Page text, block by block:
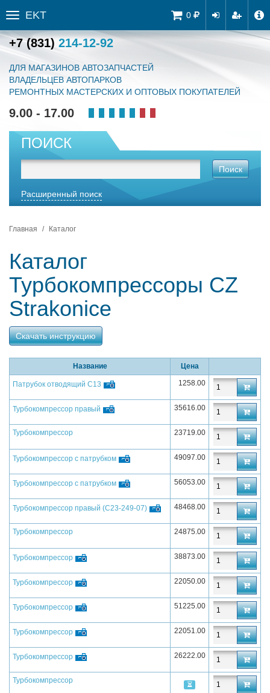
0
Toggle
sidebar
EKT
+7 (831) 214-12-92
ДЛЯ МАГАЗИНОВ АВТОЗАПЧАСТЕЙ
ВЛАДЕЛЬЦЕВ АВТОПАРКОВ
РЕМОНТНЫХ МАСТЕРСКИХ И ОПТОВЫХ ПОКУПАТЕЛЕЙ
9.00 - 17.00
ПОИСК
Поиск
Расширенный поиск
Главная Каталог
Каталог
Турбокомпрессоры CZ
Strakonice
Скачать инструкцию
Название Цена
Патрубок отводящий C13 1258.00
Турбокомпрессор правый 35616.00
Турбокомпрессор 23719.00
Турбокомпрессор с патрубком 49097.00
Турбокомпрессор с патрубком 56053.00
Турбокомпрессор правый (С23-249-07) 48468.00
Турбокомпрессор 24875.00
Турбокомпрессор 38873.00
Турбокомпрессор 22050.00
Турбокомпрессор 51225.00
Турбокомпрессор 22051.00
Турбокомпрессор 26222.00
Турбокомпрессор